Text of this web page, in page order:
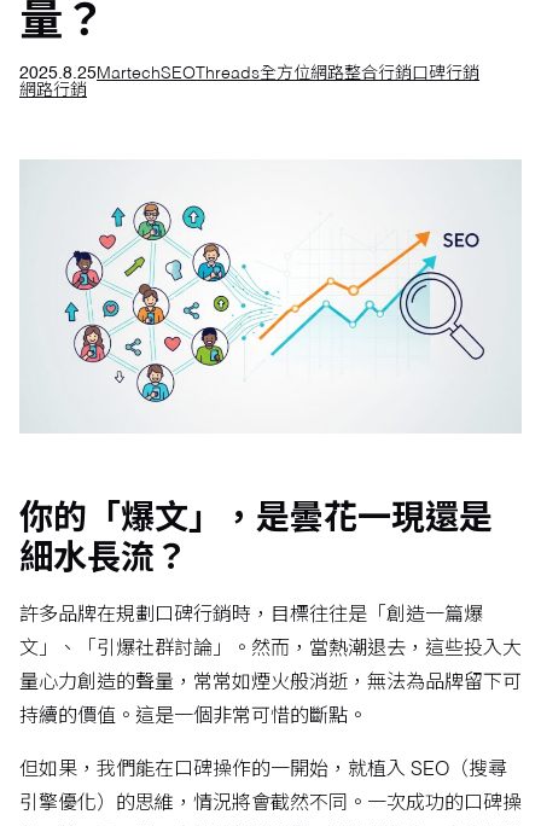
量？
2025.8.25MartechSEO Threads全方位網路整合行銷 口碑行銷
網路行銷
你的「爆文」，是曇花一現還是
細水長流？
許多品牌在規劃口碑行銷時，目標往往是「創造一篇爆
文」、「引爆社群討論」。然而，當熱潮退去，這些投入大
量心力創造的聲量，常常如煙火般消逝，無法為品牌留下可
持續的價值。這是一個非常可惜的斷點。
但如果，我們能在口碑操作的一開始，就植入 SEO（搜尋
引擎優化）的思維，情況將會截然不同。一次成功的口碑操